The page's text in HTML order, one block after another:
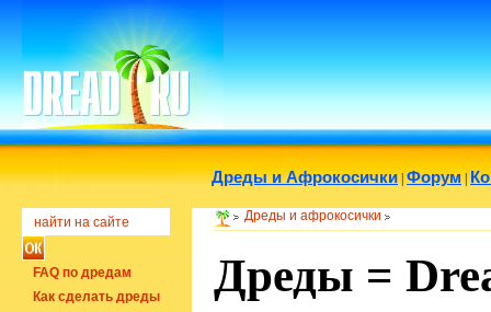
FAQ по дредам
Как сделать дреды
Дреды и афрокосички
Дреды =
Дреды и Афрокосички|Форум|